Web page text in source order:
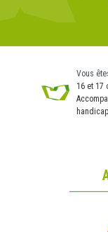
Vous
16 et 17